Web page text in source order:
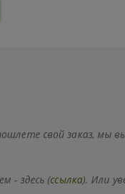
свой заказ, мы
- здесь (ссылка). Или